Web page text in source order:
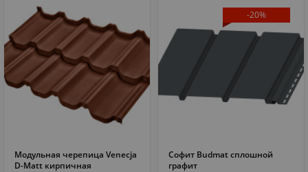
ПОДРОБНЕЕ
Модульная черепица Venecja
D-Matt кирпичная
-20%
ПОДРОБНЕЕ
Софит Budmat сплошной
графит